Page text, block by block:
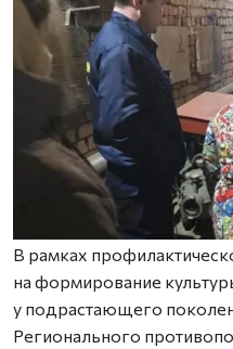
В рамках
на формирование
у подрастающего
Регионального